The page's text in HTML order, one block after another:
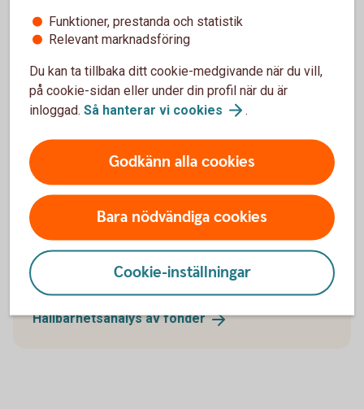
Vilken fondtyp passar dig?
Vi har både aktivt och passivt förvaltade fonder. Läs
om olika fondtyper och se vad som passar dig.
Vad gör en fond hållbar?
Är hållbarhet en viktig fråga för dig? Läs mer om hur
en fond kan vara hållbar, enligt EU:s nya regler.
Hållbarhetsanalys avfonder
Funktioner, prestanda och statistik
Relevant marknadsföring
Du kan ta tillbaka ditt cookie-medgivande när du vill,
på cookie-sidan eller under din profil när du är
inloggad. Så hanterar vi cookies .
Godkänn alla cookies
Bara nödvändiga cookies
Cookie-inställningar